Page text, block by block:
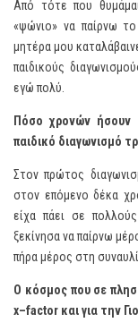
Από τότε που
«ψώνιο» να παίρνω
μητέρα μου
παιδικούς
εγώ πολύ.
Πόσο χρονών ήσουν
παιδικό διαγωνισμό
Στον πρώτος
στον επόμενο δέκα
είχα πάει σε
ξεκίνησα να παίρνω
πήρα μέρος στη
Ο κόσμος που σε
x–factor και για την